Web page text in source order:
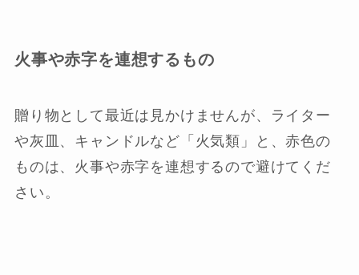
火事や赤字を連想するもの
贈り物として最近は見かけませんが、ライター
や灰皿、キャンドルなど「火気類」と、赤色の
ものは、火事や赤字を連想するので避けてくだ
さい。